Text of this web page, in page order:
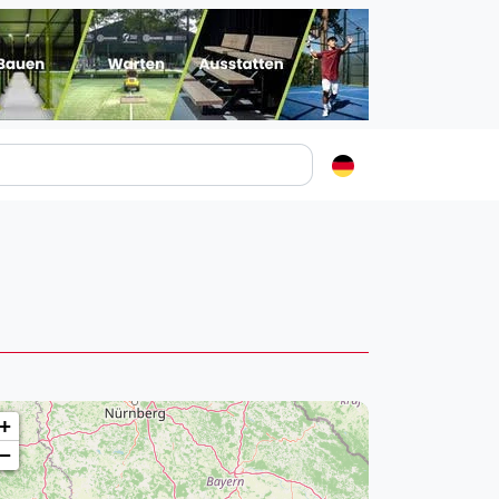
am Main
+
−